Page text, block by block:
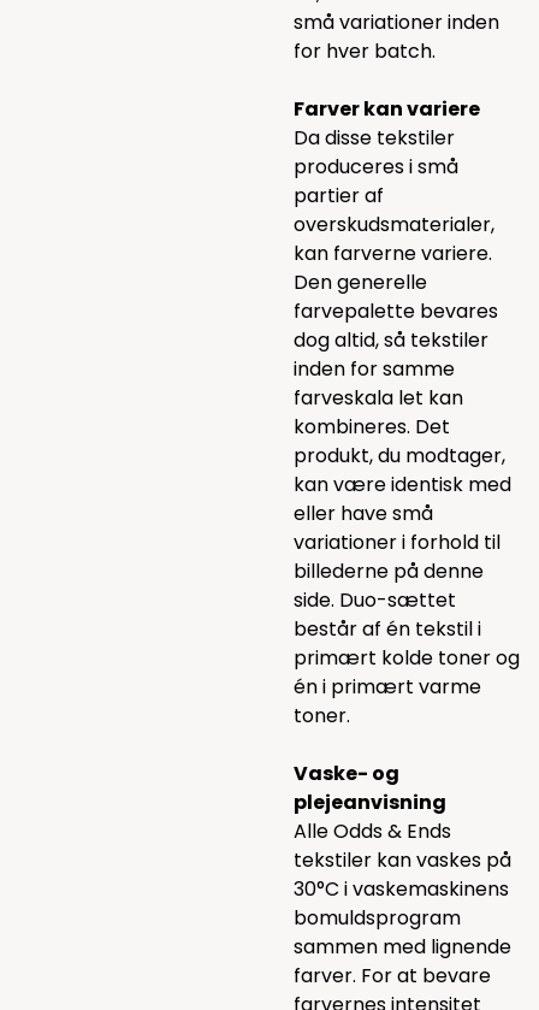
små variationer inden
for hver batch.
Farver kan variere
Da disse tekstiler
produceres i små
partier af
overskudsmaterialer,
kan farverne variere.
Den generelle
farvepalette bevares
dog altid, så tekstiler
inden for samme
farveskala let kan
kombineres. Det
produkt, du modtager,
kan være identisk med
eller have små
variationer i forhold til
billederne på denne
side. Duo-sættet
består af én tekstil i
primært kolde toner og
én i primært varme
toner.
Vaske- og
plejeanvisning
Alle Odds & Ends
tekstiler kan vaskes på
30°C i vaskemaskinens
bomuldsprogram
sammen med lignende
farver. For at bevare
farvernes intensitet